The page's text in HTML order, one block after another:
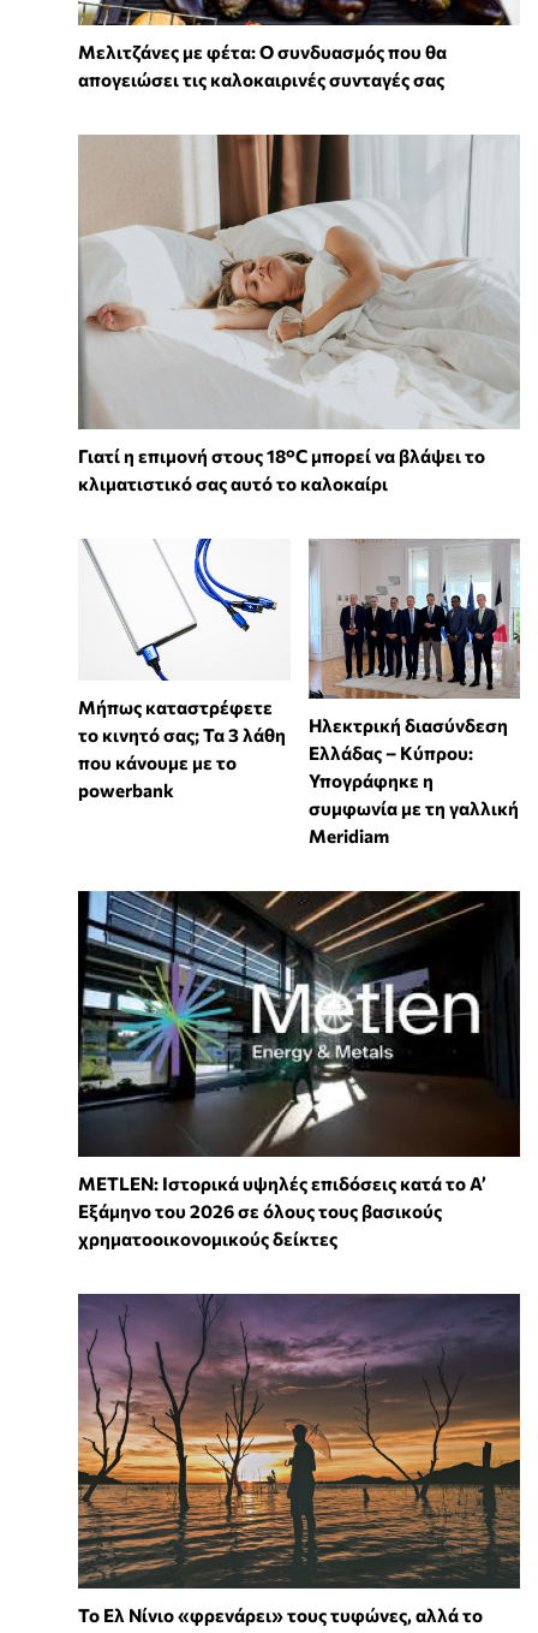
Μελιτζάνες με φέτα: Ο συνδυασμός που θα
απογειώσει τις καλοκαιρινές συνταγές σας
Γιατί η επιμονή στους 18°C μπορεί να βλάψει το
κλιματιστικό σας αυτό το καλοκαίρι
Μήπως καταστρέφετε
το κινητό σας; Τα 3 λάθη
που κάνουμε με το
powerbank
Ηλεκτρική διασύνδεση
Ελλάδας – Κύπρου:
Υπογράφηκε η
συμφωνία με τη γαλλική
Meridiam
METLEN: Ιστορικά υψηλές επιδόσεις κατά το Α’
Εξάμηνο του 2026 σε όλους τους βασικούς
χρηματοοικονομικούς δείκτες
Το Ελ Νίνιο «φρενάρει» τους τυφώνες, αλλά το